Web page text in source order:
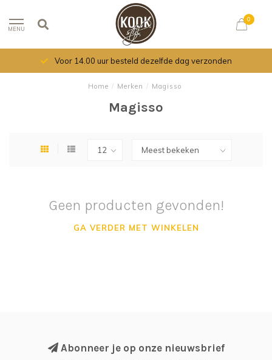
MENU
0
Voor 14.00 uur besteld dezelfde dag verzonden
Home / Merken / Magisso
Magisso
Geen producten gevonden!
GA VERDER MET WINKELEN
Abonneer je op onze nieuwsbrief